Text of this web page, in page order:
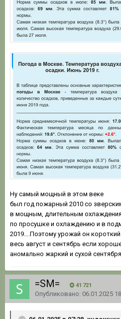
Ну самый мощный в этом веке
был год пожарный 2010 со
в мощным, длительным
по просушке и охлаждению и в
2019….Поэтому урожай он
весь август и сентябрь если
аномально жаркий и сухой
=SM= 41 721
Опубликовано: 06.01.2025